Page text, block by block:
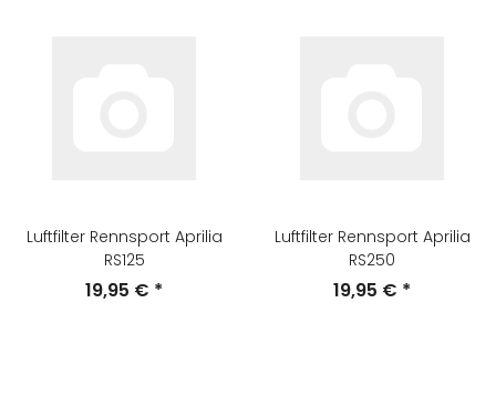
Luftfilter Rennsport Aprilia
RS125
19,95 € *
Luftfilter Rennsport Aprilia
RS250
19,95 € *